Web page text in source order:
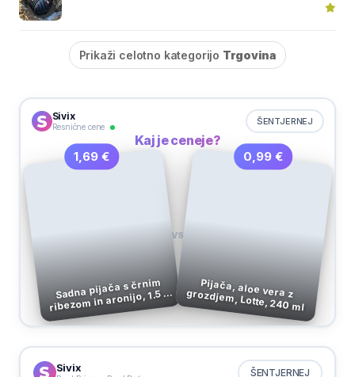
Prikaži celotno kategorijo Trgovina
Sivix
Resnične cene
ŠENTJERNEJ
Kaj je ceneje?
1,69 €
Sadna pijača s črnim
ribezom in aronijo, 1.5 l,
Fruc
VS
0,99 €
Pijača, aloe vera z grozdjem, Lotte, 240 ml
Sivix ŠENTJERNEJ